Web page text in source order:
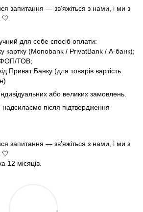
запитання — зв’яжіться з нами, і ми з
🤍
для себе спосіб оплати:
картку (Monobank / PrivatBank / А-банк);
ФОП/ТОВ;
Приват Банку (для товарів вартість
або великих замовлень.
надсилаємо після підтвердження
запитання — зв’яжіться з нами, і ми з
🤍
12 місяців.